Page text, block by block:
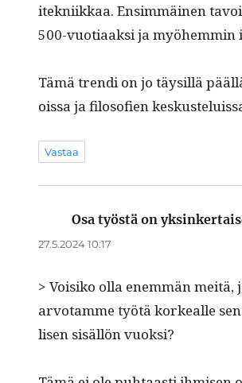
itekni­ikkaa. Ensim­mäi­nen
500-vuo­ti­aak­si ja myöhem­min
Tämä tren­di on jo täysil­lä
ois­sa ja filosofien
Vastaa
Osa työstä on
27.5.2024 10:17
> Voisiko olla enem­män meitä,
arvotamme työtä korkealle
lisen sisäl­lön vuoksi?